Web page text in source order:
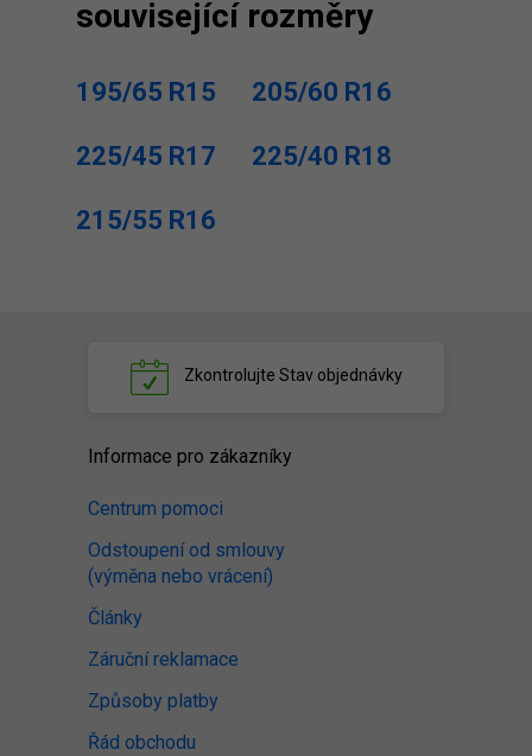
související rozměry
195/65 R15 205/60 R16
225/45 R17 225/40 R18
215/55 R16
Zkontrolujte Stav objednávky
Informace pro zákazníky
Centrum pomoci
Odstoupení od smlouvy
(výměna nebo vrácení)
Články
Záruční reklamace
Způsoby platby
Řád obchodu